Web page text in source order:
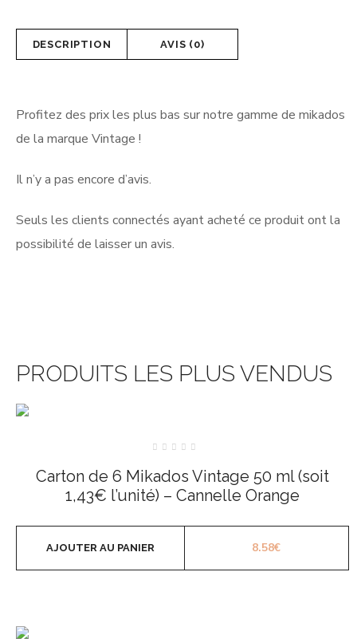
DESCRIPTION AVIS (0)
Profitez des prix les plus bas sur notre gamme de mikados
de la marque Vintage !
Il n’y a pas encore d’avis.
Seuls les clients connectés ayant acheté ce produit ont la
possibilité de laisser un avis.
PRODUITS LES PLUS VENDUS
sur
5
Carton de 6 Mikados Vintage 50 ml (soit
1,43€ l’unité) – Cannelle Orange
8.58€
AJOUTER AU PANIER